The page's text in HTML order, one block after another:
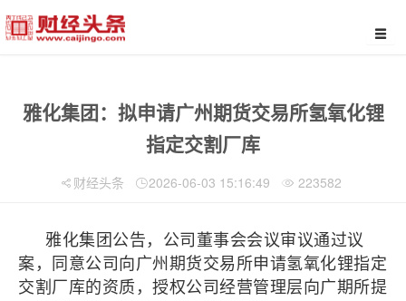
雅化集团：拟申请广州期货交易所氢氧化锂
指定交割厂库
财经头条 2026-06-03 15:16:49 223582
雅化集团公告，公司董事会会议审议通过议
案，同意公司向广州期货交易所申请氢氧化锂指定
交割厂库的资质，授权公司经营管理层向广期所提